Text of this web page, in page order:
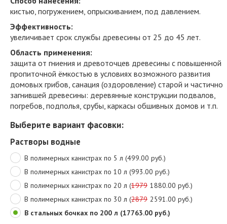
кистью, погружением, опрыскиванием, под давлением.
Эффективность:
увеличивает срок службы древесины от 25 до 45 лет.
Область применения:
защита от гниения и древоточцев древесины с повышенной
пропиточной ёмкостью в условиях возможного развития
домовых грибов, санация (оздоровление) старой и частично
загнившей древесины: деревянные конструкции подвалов,
погребов, подполья, срубы, каркасы обшивных домов и т.п.
Выберите вариант фасовки:
Растворы водные
В полимерных канистрах по 5 л (499.00 руб.)
В полимерных канистрах по 10 л (993.00 руб.)
В полимерных канистрах по 20 л (1979 1880.00 руб.)
В полимерных канистрах по 30 л (2879 2591.00 руб.)
В стальных бочках по 200 л (17763.00 руб.)